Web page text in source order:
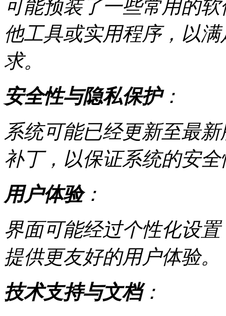
可能预装了一些常用的
他工具或实用程序，以
求。
安全性与隐私保护：
系统可能已经更新至最
补丁，以保证系统的安
用户体验：
界面可能经过个性化设
提供更友好的用户体验。
技术支持与文档：